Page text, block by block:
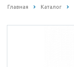
Главная Каталог